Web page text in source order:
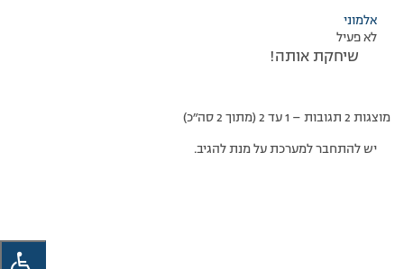
אלמוני
לא פעיל
שיחקת אותה!
מוצגות 2 תגובות – 1 עד 2 (מתוך 2 סה״כ)
יש להתחבר למערכת על מנת להגיב.